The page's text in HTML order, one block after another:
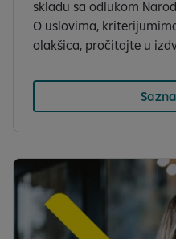
skladu sa odlukom
O uslovima,
olakšica, pročitajte u